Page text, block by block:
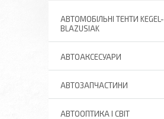
АВТОМОБІЛЬНІ ТЕНТИ KEGEL-
BLAZUSIAK
АВТОАКСЕСУАРИ
АВТОЗАПЧАСТИНИ
АВТООПТИКА І СВІТ